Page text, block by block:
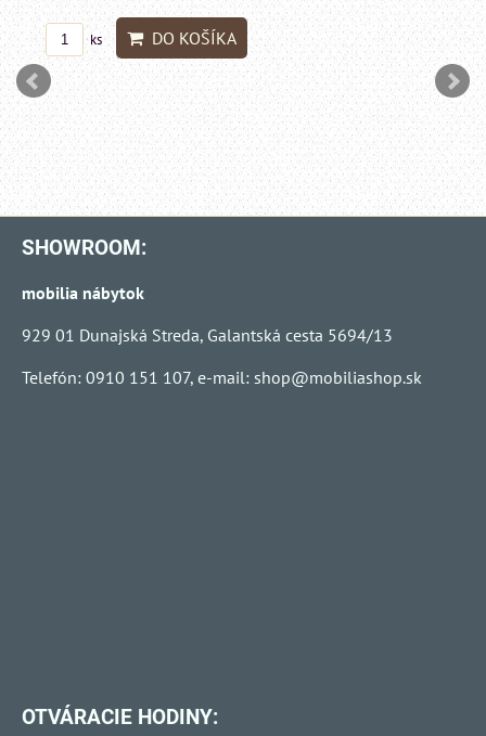
ks DO
SHOWROOM:
mobilia nábytok
929 01 Dunajská Streda, Galantská cesta 5694/13
Telefón: 0910 151 107, e-mail: shop@mobiliashop.sk
OTVÁRACIE HODINY: